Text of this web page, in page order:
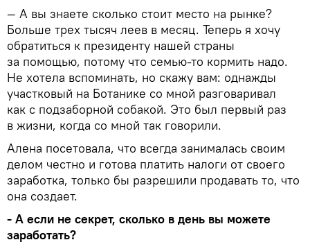
— А вы знаете сколько стоит место на рынке?
Больше трех тысяч леев в месяц. Теперь я хочу
обратиться к президенту нашей страны
за помощью, потому что семью-то кормить надо.
Не хотела вспоминать, но скажу вам: однажды
участковый на Ботанике со мной разговаривал
как с подзаборной собакой. Это был первый раз
в жизни, когда со мной так говорили.
Алена посетовала, что всегда занималась своим
делом честно и готова платить налоги от своего
заработка, только бы разрешили продавать то, что
она создает.
- А если не секрет, сколько в день вы можете
заработать?